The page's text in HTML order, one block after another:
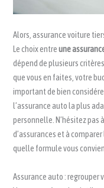
Alors, assurance voiture
Le choix entreune
dépend de plusieurs
que vous en faites, votre
important de bien
l’assurance auto la plus
personnelle. N’hésitez pas
d’assurances et à
quelle formule vous
Assurance auto : regrouper